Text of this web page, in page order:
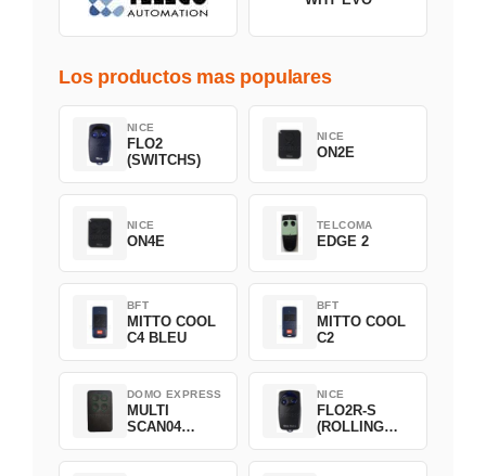
Los productos mas populares
NICE
FLO2
(SWITCHS)
NICE
ON2E
NICE
ON4E
TELCOMA
EDGE 2
BFT
MITTO COOL
C4 BLEU
BFT
MITTO COOL
C2
DOMO EXPRESS
MULTI
SCAN04
NICE
FLO2R-S
(ROLLING